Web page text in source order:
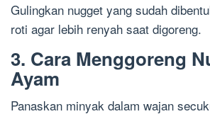
Gulingkan nugget yang sudah
roti agar lebih renyah saat digoreng.
3. Cara Menggoreng
Ayam
Panaskan minyak dalam wajan